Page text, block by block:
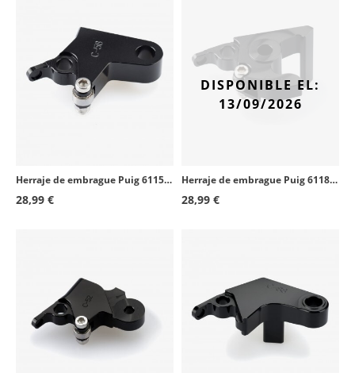
Herraje de embrague Puig 6115N para varios modelos de Honda
28,99 €
DISPONIBLE EL:
13/09/2026
Herraje de embrague Puig 6118N para varios modelos de Honda
28,99 €